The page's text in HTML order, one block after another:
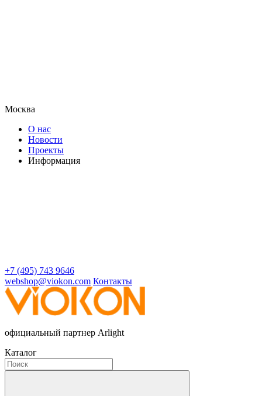
Москва
О нас
Новости
Проекты
Информация
+7 (495) 743 9646
webshop@viokon.com Контакты
официальный партнер Arlight
Каталог